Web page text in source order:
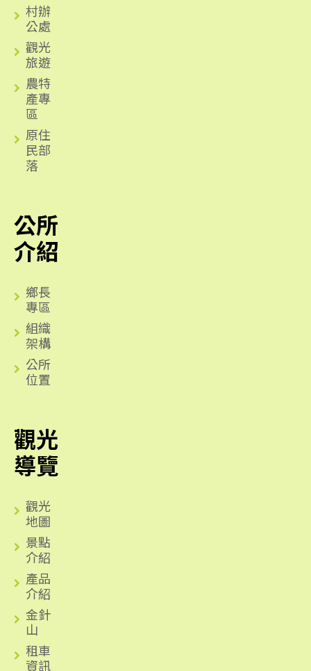
村辦
公處
觀光
旅遊
農特
產專
區
原住
民部
落
公所
介紹
鄉長
專區
組織
架構
公所
位置
觀光
導覽
觀光
地圖
景點
介紹
產品
介紹
金針
山
租車
資訊